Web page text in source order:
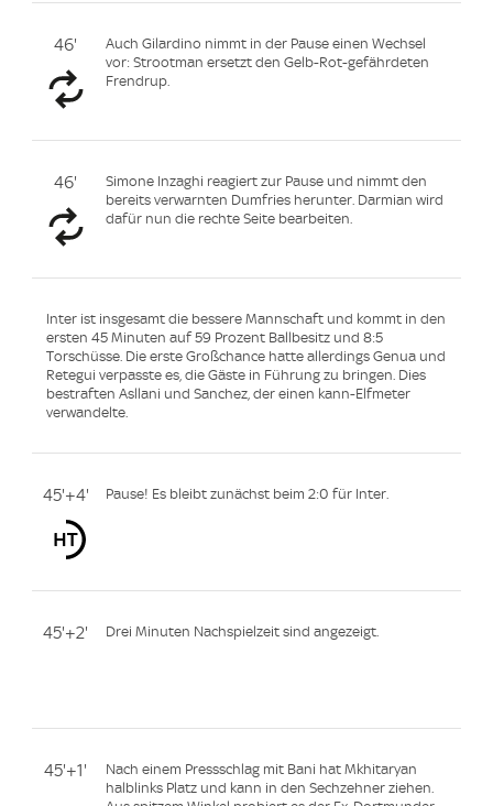
46'
Auch Gilardino nimmt in der Pause einen Wechsel
vor: Strootman ersetzt den Gelb-Rot-gefährdeten
Frendrup.
46'
Simone Inzaghi reagiert zur Pause und nimmt den
bereits verwarnten Dumfries herunter. Darmian wird
dafür nun die rechte Seite bearbeiten.
Inter ist insgesamt die bessere Mannschaft und kommt in den
ersten 45 Minuten auf 59 Prozent Ballbesitz und 8:5
Torschüsse. Die erste Großchance hatte allerdings Genua und
Retegui verpasste es, die Gäste in Führung zu bringen. Dies
bestraften Asllani und Sanchez, der einen kann-Elfmeter
verwandelte.
45'+4' Pause! Es bleibt zunächst beim 2:0 für Inter.
45'+2' Drei Minuten Nachspielzeit sind angezeigt.
45'+1'
Nach einem Pressschlag mit Bani hat Mkhitaryan
halblinks Platz und kann in den Sechzehner ziehen.